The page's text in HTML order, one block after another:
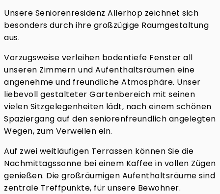
Unsere Seniorenresidenz Allerhop zeichnet sich
besonders durch ihre großzügige Raumgestaltung
aus.
Vorzugsweise verleihen bodentiefe Fenster all
unseren Zimmern und Aufenthaltsräumen eine
angenehme und freundliche Atmosphäre. Unser
liebevoll gestalteter Gartenbereich mit seinen
vielen Sitzgelegenheiten lädt, nach einem schönen
Spaziergang auf den seniorenfreundlich angelegten
Wegen, zum Verweilen ein.
Auf zwei weitläufigen Terrassen können Sie die
Nachmittagssonne bei einem Kaffee in vollen Zügen
genießen. Die großräumigen Aufenthaltsräume sind
zentrale Treffpunkte, für unsere Bewohner.